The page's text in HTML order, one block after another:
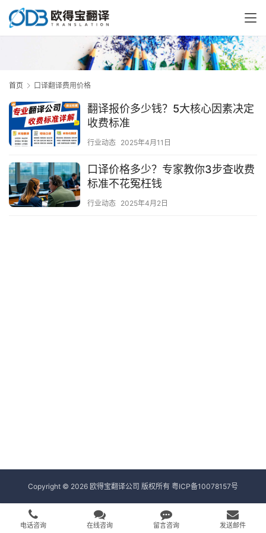
首页 口译翻译费用价格
翻译报价多少钱？5大核心因素决定
收费标准
行业动态 2025年4月11日
口译价格多少？专家教你3步查收费
标准不花冤枉钱
行业动态 2025年4月2日
Copyright © 2026 欧得宝翻译公司 版权所有 粤ICP备10078157号
电话咨询 在线咨询 留言咨询 发送邮件